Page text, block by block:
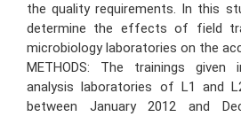
the quality requirements. In this
determine the effects of field
microbiology laboratories on the
METHODS: The trainings given
analysis laboratories of L1 and
between January 2012 and